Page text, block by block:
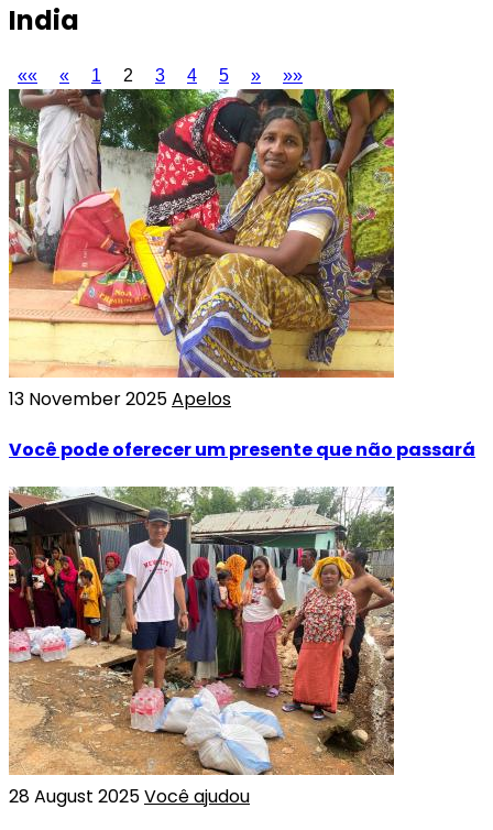
India
«« « 1 2 3 4 5 » »»
13 November 2025Apelos
Você pode oferecer um presente que não passará
28 August 2025Você ajudou